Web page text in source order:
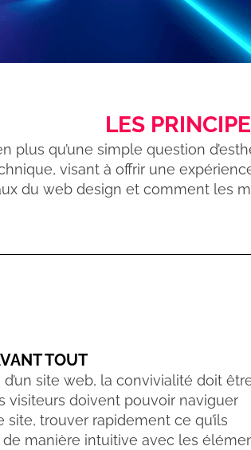
LES
plus qu’une simple question
visant à offrir une
du web design et comment les
TOUT
site web, la convivialité doit
visiteurs doivent pouvoir naviguer
trouver rapidement ce qu’ils
manière intuitive avec les